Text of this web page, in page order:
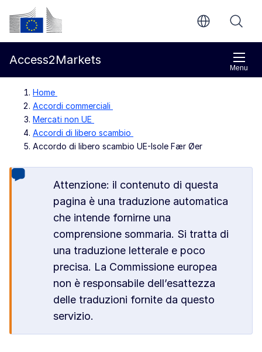
Vai al contenuto principale
Commissione europea
Menu
Access2Markets
Home
Accordi commerciali
Mercati non UE
Accordi di libero scambio
Accordo di libero scambio UE-Isole Fær Øer
Attenzione: il contenuto di questa
pagina è una traduzione automatica
che intende fornirne una
comprensione sommaria. Si tratta di
una traduzione letterale e poco
precisa. La Commissione europea
non è responsabile dell’esattezza
delle traduzioni fornite da questo
servizio.